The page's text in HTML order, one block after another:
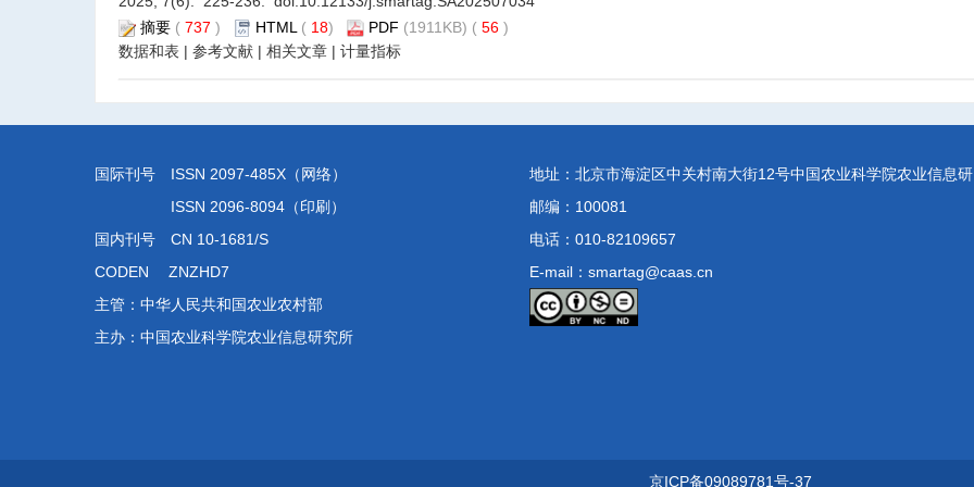
摘要 ( 737 ) HTML ( 18) PDF (1911KB) ( 56 )
数据和表 | 参考文献 | 相关文章 | 计量指标
国际刊号 ISSN 2097-485X（网络）
ISSN 2096-8094（印刷）
国内刊号 CN 10-1681/S
CODEN ZNZHD7
主管：中华人民共和国农业农村部
主办：中国农业科学院农业信息研究所
地址：北京市海淀区中关村南大街12号中国农业科学院农业信息
邮编：100081
电话： 010-82109657
E-mail：smartag@caas.cn
京ICP备09089781号-37